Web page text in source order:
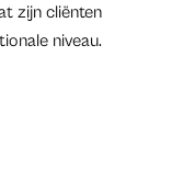
zijn cliënten
niveau.